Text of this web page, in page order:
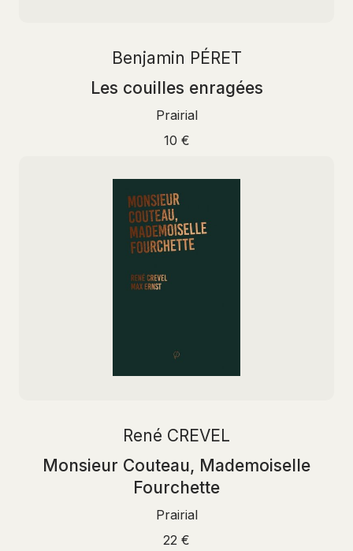
Benjamin PÉRET
Les couilles enragées
Prairial
10 €
René CREVEL
Monsieur Couteau, Mademoiselle
Fourchette
Prairial
22 €